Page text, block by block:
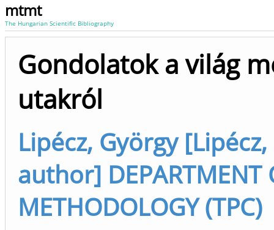
mtmt
The Hungarian Scientific Bibliography
Gondolatok a világ
utakról
Lipécz, György
author] DEPARTMENT
METHODOLOGY (TPC)